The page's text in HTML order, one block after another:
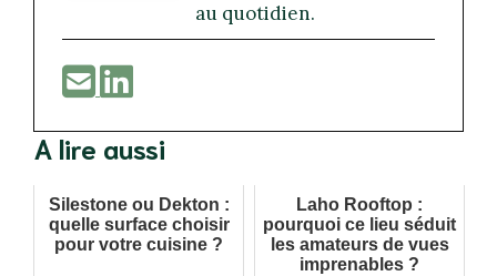
au quotidien.
A lire aussi
Silestone ou Dekton :
quelle surface choisir
pour votre cuisine ?
Laho Rooftop :
pourquoi ce lieu séduit
les amateurs de vues
imprenables ?